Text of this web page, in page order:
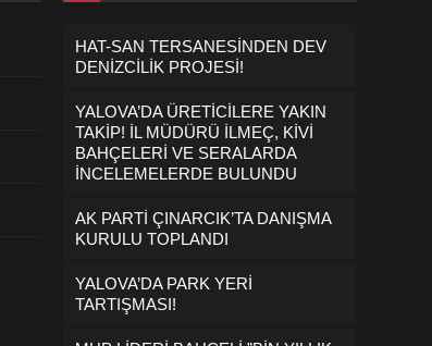
HAT-SAN TERSANESİNDEN DEV
DENİZCİLİK PROJESİ!
YALOVA’DA ÜRETİCİLERE YAKIN
TAKİP! İL MÜDÜRÜ İLMEÇ, KİVİ
BAHÇELERİ VE SERALARDA
İNCELEMELERDE BULUNDU
AK PARTİ ÇINARCIK’TA DANIŞMA
KURULU TOPLANDI
YALOVA’DA PARK YERİ
TARTIŞMASI!